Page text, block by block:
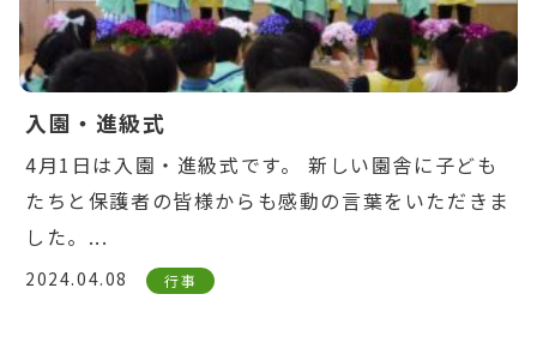
入園・進級式
4月1日は入園・進級式です。 新しい園舎に子ども
たちと保護者の皆様からも感動の言葉をいただきま
した。...
2024.04.08 行事